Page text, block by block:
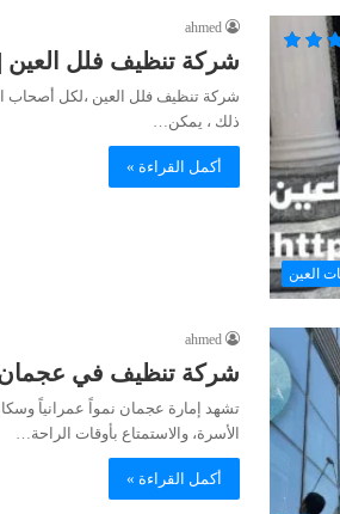
العين
ahmed
شركة تنظيف فلل العين |0508872055|
شركة تنظيف فلل العين ،لكل أصحاب
ذلك ، يمكن…
أكمل القراءة »
ahmed
شركة تنظيف في
تشهد إمارة عجمان نمواً عمرانياً
الأسرة، والاستمتاع بأوقات الراحة…
أكمل القراءة »